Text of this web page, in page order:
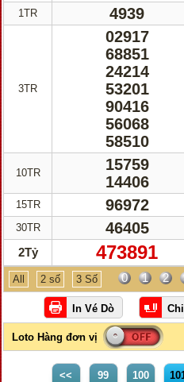
1TR
3TR
10TR
15TR
30TR
2Tỷ
4939
02917
68851
24214
53201
90416
56068
58510
15759
14406
96972
46405
473891
All 2 số 3 Số 0 1 2
<< 99 100